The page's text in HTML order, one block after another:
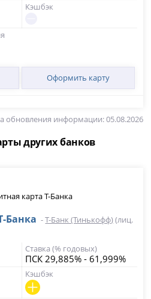
Кэшбэк
Оформить карту
обновления информации: 05.08.2026
других банков
Банка -Т-Банк (Тинькофф)(лиц.
Ставка (% годовых)
ПСК 29,885% - 61,999%
Кэшбэк